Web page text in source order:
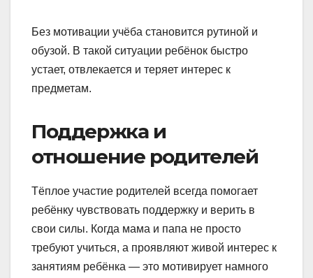
Без мотивации учёба становится рутиной и
обузой. В такой ситуации ребёнок быстро
устает, отвлекается и теряет интерес к
предметам.
Поддержка и
отношение родителей
Тёплое участие родителей всегда помогает
ребёнку чувствовать поддержку и верить в
свои силы. Когда мама и папа не просто
требуют учиться, а проявляют живой интерес к
занятиям ребёнка — это мотивирует намного